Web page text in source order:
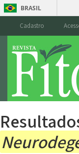
BRASIL
Cadastro